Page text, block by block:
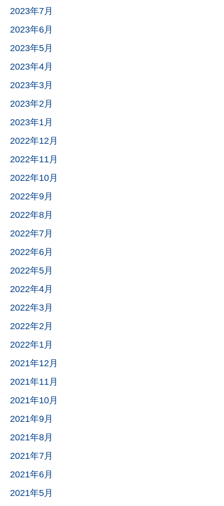
2023年7月
2023年6月
2023年5月
2023年4月
2023年3月
2023年2月
2023年1月
2022年12月
2022年11月
2022年10月
2022年9月
2022年8月
2022年7月
2022年6月
2022年5月
2022年4月
2022年3月
2022年2月
2022年1月
2021年12月
2021年11月
2021年10月
2021年9月
2021年8月
2021年7月
2021年6月
2021年5月